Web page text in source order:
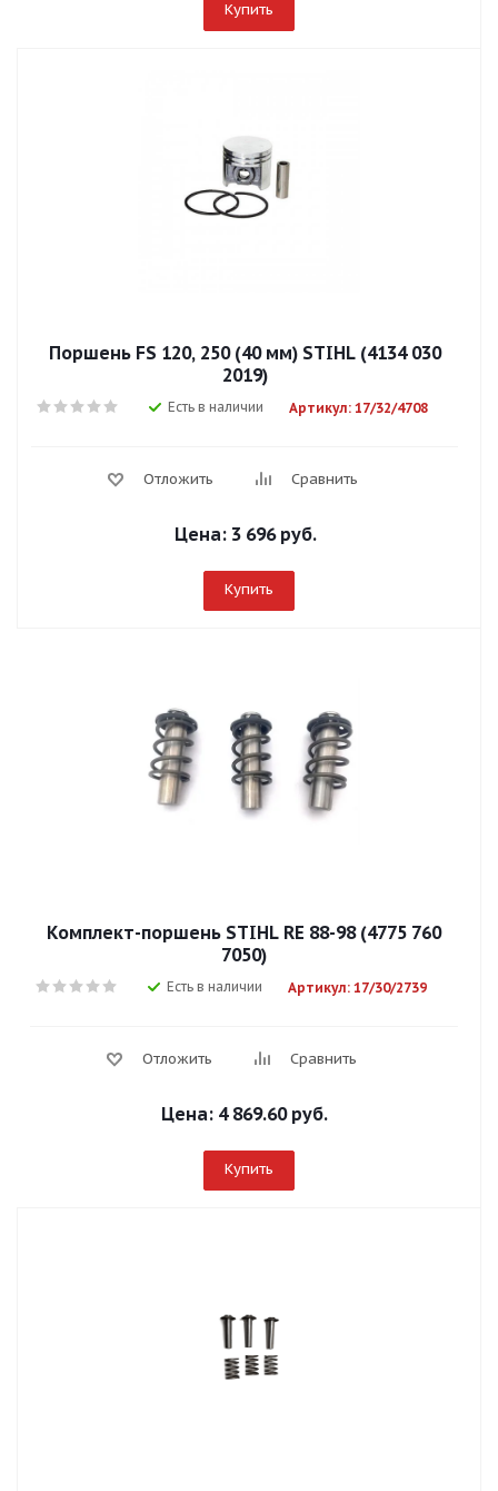
Купить
Поршень FS 120, 250 (40 мм) STIHL (4134 030
2019)
Есть в наличии Артикул: 17/32/4708
Отложить Сравнить
Цена: 3 696 руб.
Купить
Комплект-поршень STIHL RE 88-98 (4775 760
7050)
Есть в наличии Артикул: 17/30/2739
Отложить Сравнить
Цена: 4 869.60 руб.
Купить